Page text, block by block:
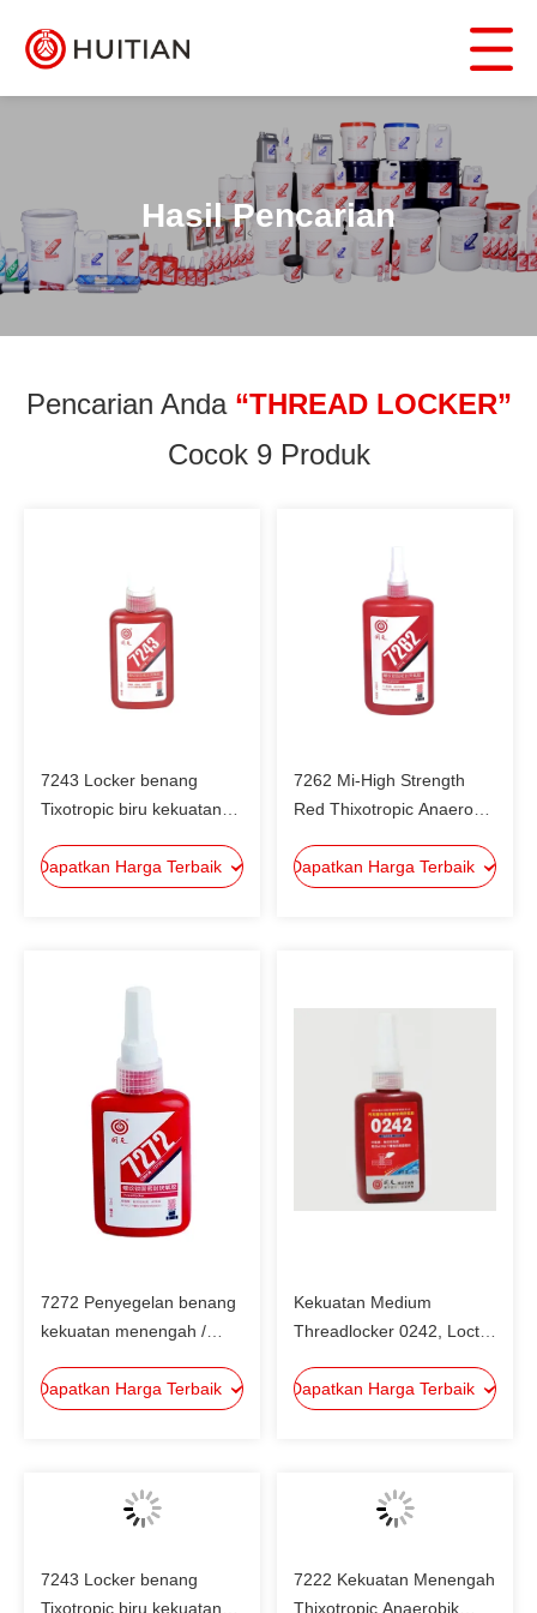
Hasil Pencarian
Pencarian Anda “THREAD LOCKER”
Cocok 9 Produk
7243 Locker benang
Tixotropic biru kekuatan
mengunci dan menyegel
Dapatkan Harga Terbaik
7262 Mi-High Strength
Red Thixotropic Anaerobic
Bawah M20 Thread
Dapatkan Harga Terbaik
7272 Penyegelan benang
kekuatan menengah /
cair Hard Remove untuk di
Dapatkan Harga Terbaik
Kekuatan Medium
Threadlocker 0242, Loct.
M6-M20 mudah untuk
Dapatkan Harga Terbaik
7243 Locker benang
Tixotropic biru kekuatan
7222 Kekuatan Menengah
Thixotropic Anaerobik